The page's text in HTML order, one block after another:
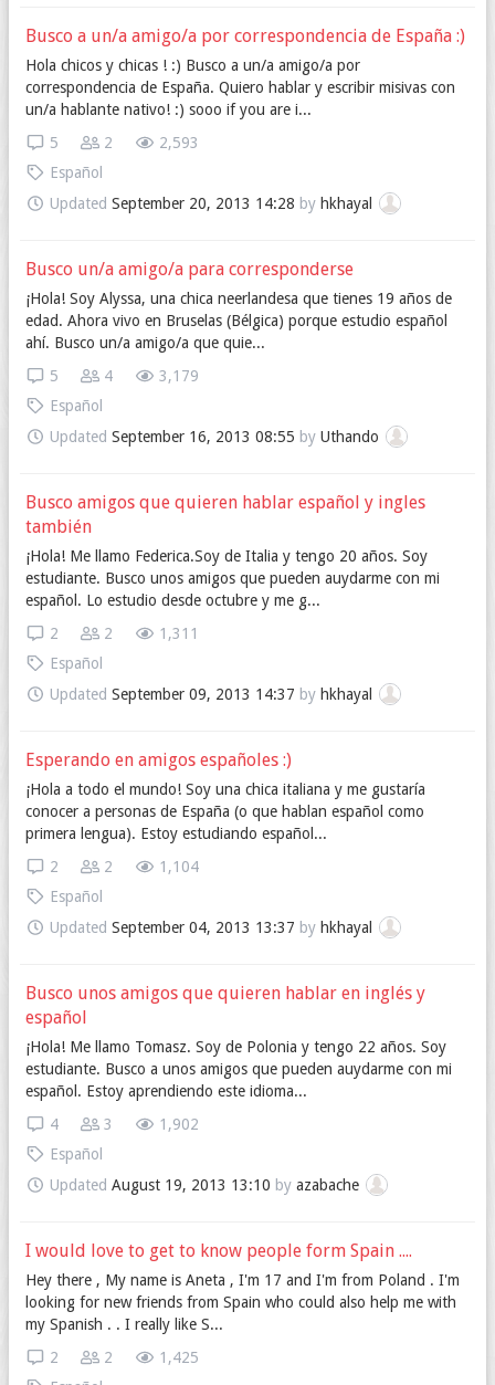
Busco a un/a amigo/a por correspondencia de España :)
Hola chicos y chicas ! :) Busco a un/a amigo/a por
correspondencia de España. Quiero hablar y escribir misivas con
un/a hablante nativo! :) sooo if you are i...
2,593
2
5
Español
Updated September 20, 2013 14:28 by hkhayal
Busco un/a amigo/a para corresponderse
¡Hola! Soy Alyssa, una chica neerlandesa que tienes 19 años de
edad. Ahora vivo en Bruselas (Bélgica) porque estudio español
ahí. Busco un/a amigo/a que quie...
3,179
4
5
Español
Updated September 16, 2013 08:55 by Uthando
Busco amigos que quieren hablar español y ingles
también
¡Hola! Me llamo Federica.Soy de Italia y tengo 20 años. Soy
estudiante. Busco unos amigos que pueden auydarme con mi
español. Lo estudio desde octubre y me g...
1,311
2
2
Español
Updated September 09, 2013 14:37 by hkhayal
Esperando en amigos españoles :)
¡Hola a todo el mundo! Soy una chica italiana y me gustaría
conocer a personas de España (o que hablan español como
primera lengua). Estoy estudiando español...
1,104
2
2
Español
Updated September 04, 2013 13:37 by hkhayal
Busco unos amigos que quieren hablar en inglés y
español
¡Hola! Me llamo Tomasz. Soy de Polonia y tengo 22 años. Soy
estudiante. Busco a unos amigos que pueden auydarme con mi
español. Estoy aprendiendo este idioma...
1,902
3
4
Español
Updated August 19, 2013 13:10 by azabache
I would love to get to know people form Spain ....
Hey there , My name is Aneta , I'm 17 and I'm from Poland . I'm
looking for new friends from Spain who could also help me with
my Spanish . . I really like S...
1,425
2
2